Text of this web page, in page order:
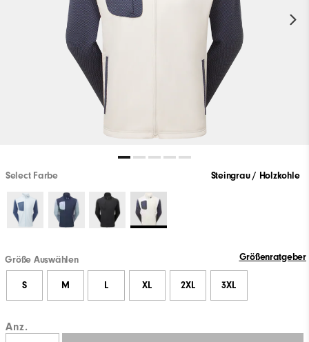
Select Farbe Steingrau / Holzkohle
Größe Auswählen Größenratgeber
S M L XL 2XL 3XL
Anz.